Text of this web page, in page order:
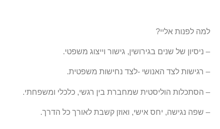
למה לפנות אליי?
– ניסיון של שנים בגירושין, גישור וייצוג משפטי.
– רגישות לצד האנושי -לצד נחישות משפטית.
– הסתכלות הוליסטית שמחברת בין רגשי, כלכלי ומשפחתי.
– שפה נגישה, יחס אישי, ואוזן קשבת לאורך כל הדרך.